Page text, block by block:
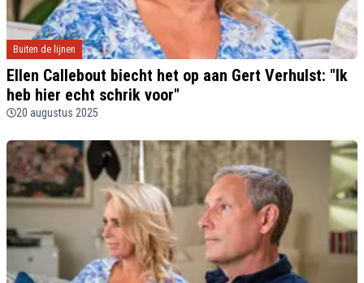
Buiten de lijnen
Ellen Callebout biecht het op aan Gert Verhulst: "Ik
heb hier echt schrik voor"
20 augustus 2025